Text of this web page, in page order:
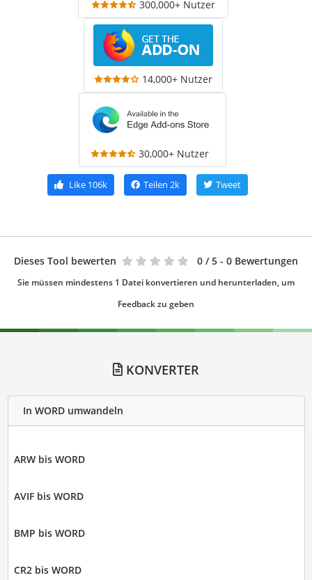
300,000+ Nutzer
14,000+ Nutzer
30,000+ Nutzer
Like 106k Teilen 2k Tweet
Dieses Tool bewerten 0 / 5 - 0 Bewertungen
Sie müssen mindestens 1 Datei konvertieren und herunterladen, um
Feedback zu geben
KONVERTER
In WORD umwandeln
ARW bis WORD
AVIF bis WORD
BMP bis WORD
CR2 bis WORD